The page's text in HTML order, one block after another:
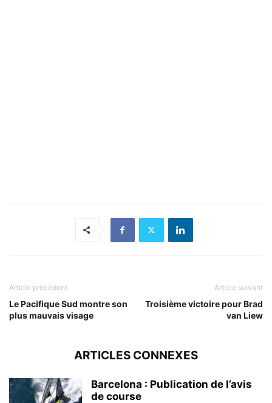
Article précédent
Le Pacifique Sud montre son
plus mauvais visage
Article suivant
Troisième victoire pour Brad
van Liew
ARTICLES CONNEXES
Barcelona : Publication de l’avis
de course